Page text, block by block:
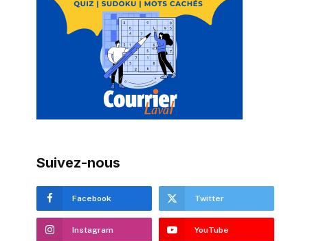
Suivez-nous
Facebook Twitter
Instagram YouTube